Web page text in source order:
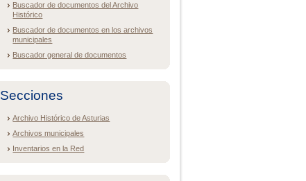
Buscador de documentos del Archivo
Histórico
Buscador de documentos en los archivos
municipales
Buscador general de documentos
Secciones
Archivo Histórico de Asturias
Archivos municipales
Inventarios en la Red